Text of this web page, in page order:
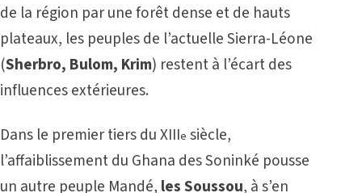
de la région par une forêt dense et de hauts
plateaux, les peuples de l’actuelle Sierra-Léone
(Sherbro, Bulom, Krim) restent à l’écart des
influences extérieures.
Dans le premier tiers du XIIIe siècle,
l’affaiblissement du Ghana des Soninké pousse
un autre peuple Mandé, les Soussou, à s’en